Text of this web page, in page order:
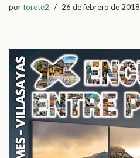
portorete2 26 de febrero de 2018